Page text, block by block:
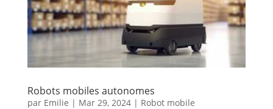
Robots mobiles autonomes
par Emilie | Mar 29, 2024| Robot mobile